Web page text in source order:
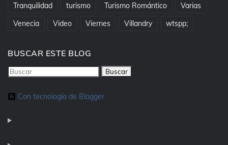
Tranquilidad
turismo Turismo Romántico
Varias
Venecia
Video Viernes Villandry wtspp;
BUSCAR ESTE BLOG
Con tecnología de Blogger